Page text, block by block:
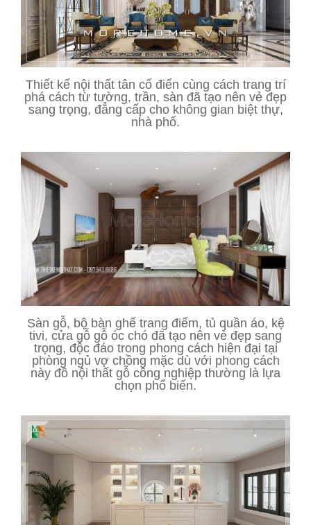
Thiết kế nội thất tân cổ điển cùng cách trang trí
phá cách từ tường, trần, sàn đã tạo nên vẻ đẹp
sang trọng, đẳng cấp cho không gian biệt thự,
nhà phố.
Sàn gỗ, bộ bàn ghế trang điểm, tủ quần áo, kệ
tivi, cửa gỗ gỗ óc chó đã tạo nên vẻ đẹp sang
trọng, độc đáo trong phong cách hiện đại tại
phòng ngủ vợ chồng mặc dù với phong cách
này đồ nội thất gỗ công nghiệp thường là lựa
chọn phổ biến.